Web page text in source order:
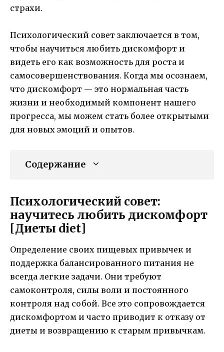
страхи.
Психологический совет заключается в том,
чтобы научиться любить дискомфорт и
видеть его как возможность для роста и
самосовершенствования. Когда мы осознаем,
что дискомфорт — это нормальная часть
жизни и необходимый компонент нашего
прогресса, мы можем стать более открытыми
для новых эмоций и опытов.
Содержание
Психологический совет:
научитесь любить дискомфорт
[Диеты diet]
Определение своих пищевых привычек и
поддержка балансированного питания не
всегда легкие задачи. Они требуют
самоконтроля, силы воли и постоянного
контроля над собой. Все это сопровождается
дискомфортом и часто приводит к отказу от
диеты и возвращению к старым привычкам.